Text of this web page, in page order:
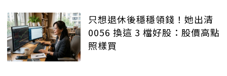
只想退休後穩穩領錢！她出清
0056 換這 3 檔好股：股價高點
照樣買